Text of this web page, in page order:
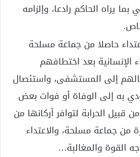
بما يراه الحاكم رادعا، وإلزامه
حاصلا من جماعة مسلحة
الإنسانية بعد اختطافهم
إلى المستشفى، واستئصال
به إلى الوفاة أو فوات بعض
قبيل الحرابة لتوافر أركانها من
من جماعة مسلحة، والاعتداء
القوة والمغالبة…